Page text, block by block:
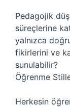
Pedagojik
süreçlerine
yalnızca
fikirlerini ve
sunulabilir?
Öğrenme
Herkesin